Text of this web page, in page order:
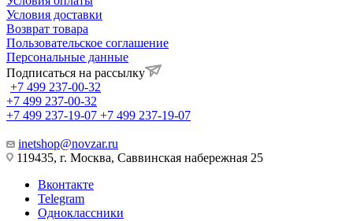
Условия доставки
Возврат товара
Пользовательское соглашение
Персональные данные
Подписаться на рассылку
+7 499 237-00-32
+7 499 237-00-32
+7 499 237-19-07 +7 499 237-19-07
inetshop@novzar.ru
119435, г. Москва, Саввинская набережная 25
Вконтакте
Telegram
Одноклассники